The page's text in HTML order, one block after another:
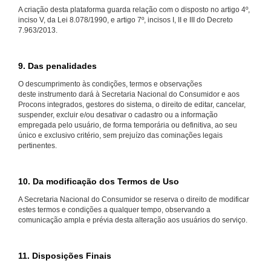
A criação desta plataforma guarda relação com o disposto no artigo 4º,
inciso V, da Lei 8.078/1990, e artigo 7º, incisos I, II e III do Decreto
7.963/2013.
9. Das penalidades
O descumprimento às condições, termos e observações
deste instrumento dará à Secretaria Nacional do Consumidor e aos
Procons integrados, gestores do sistema, o direito de editar, cancelar,
suspender, excluir e/ou desativar o cadastro ou a informação
empregada pelo usuário, de forma temporária ou definitiva, ao seu
único e exclusivo critério, sem prejuízo das cominações legais
pertinentes.
10. Da modificação dos Termos de Uso
A Secretaria Nacional do Consumidor se reserva o direito de modificar
estes termos e condições a qualquer tempo, observando a
comunicação ampla e prévia desta alteração aos usuários do serviço.
11. Disposições Finais